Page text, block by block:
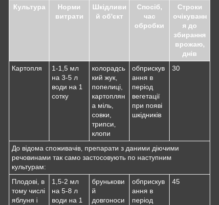
Культура
Норми
витрати
Шкідливи
й об'єкт
Спосіб,
час
обробки
Строки
очікуванн
я до
збирання
врожаю,
днів
Картопля
1-1,5 мл
на 3-5 л
води на 1
сотку
колорадсь
кий жук,
попелиці,
картоплян
а міль,
совки,
трипси,
клопи
обприскув
ання в
період
вегетації
при появі
шкідників
30
До відома споживачів, препарати з даними діючими
речовинами так само застосовують по наступним
культурам:
Плодові, в
тому числі
яблуня і
1,5-2 мл
на 5-8 л
води на 1
брунькови
й
довгоноси
обприскув
ання в
період
45